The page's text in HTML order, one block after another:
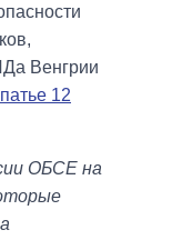
Венгрии
12
ОБСЕ на